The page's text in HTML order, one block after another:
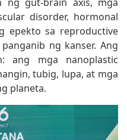
disorder, hormonal
epekto sa reproductive
ng kanser. Ang
ang mga nanoplastic
tubig, lupa, at mga
planeta.